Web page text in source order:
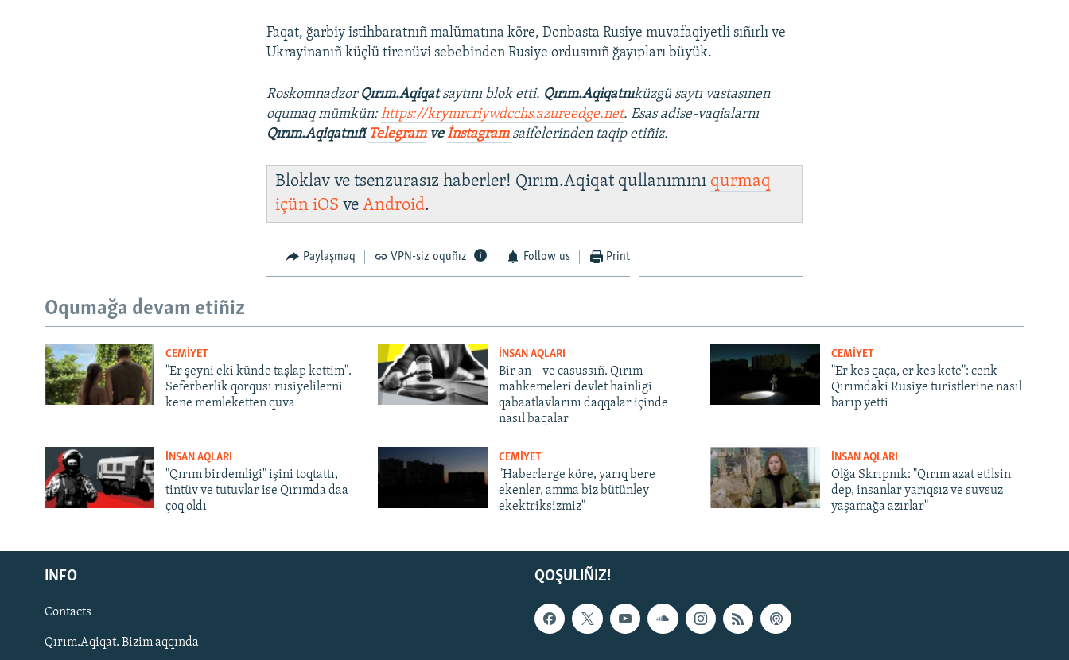
Русский
Українською
QOŞULIÑIZ!
Faqat, ğarbiy istihbaratnıñ malümatına köre, Donbasta Rusiye muvafaqiyetli sıñırlı ve
Ukrayinanıñ küçlü tirenüvi sebebinden Rusiye ordusınıñ ğayıpları büyük.
Roskomnadzor Qırım.Aqiqatsaytını blok etti. Qırım.Aqiqatnıküzgü saytı vastasınen
oqumaq mümkün:https://krymrcriywdcchs.azureedge.net. Esas adise-vaqialarnı
Qırım.AqiqatnıñTelegramveİnstagram saifelerinden taqip etiñiz.
Bloklav ve tsenzurasız haberler! Qırım.Aqiqat qullanımını qurmaq
içüniOS veAndroid.
Paylaşmaq VPN-siz oquñız Follow us Print
Oqumağa devam etiñiz
CEMİYET
"Er şeyni eki künde taşlap kettim".
Seferberlik qorqusı rusiyelilerni
kene memleketten quva
İNSAN AQLARI
Bir an – ve casussıñ. Qırım
mahkemeleri devlet hainligi
qabaatlavlarını daqqalar içinde
nasıl baqalar
CEMİYET
"Er kes qaça, er kes kete": cenk
Qırımdaki Rusiye turistlerine nasıl
barıp yetti
İNSAN AQLARI
"Qırım birdemligi" işini toqtattı,
tintüv ve tutuvlar ise Qırımda daa
çoq oldı
CEMİYET
"Haberlerge köre, yarıq bere
ekenler, amma biz bütünley
ekektriksizmiz"
İNSAN AQLARI
Olğa Skrıpnık: "Qırım azat etilsin
dep, insanlar yarıqsız ve suvsuz
yaşamağa azırlar"
QOŞULIÑIZ!
INFO
Contacts
Qırım.Aqiqat. Bizim aqqında